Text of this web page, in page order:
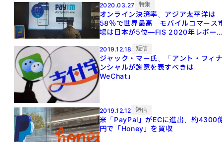
2020.03.27 特集
オンライン決済率、アジア太平洋は
58％で世界最高 モバイルコマース
場は日本が5位―FIS 2020年レポー
ト
2019.12.18 短信
ジャック・マー氏、「アント・フィ
ンシャルが謝意を表すべきは
WeChat」
2019.12.12 短信
米「PayPal」がECに進出、約4300
円で「Honey」を買収